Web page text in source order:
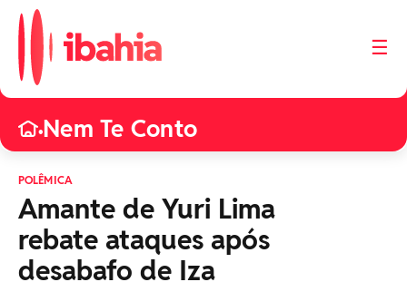
☰
•Nem Te Conto
POLÊMICA
Amante de Yuri Lima
rebate ataques após
desabafo de Iza